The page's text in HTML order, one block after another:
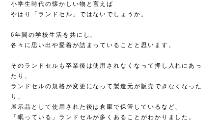
小学生時代の懐かしい物と言えば
やはり「ランドセル」ではないでしょうか。
6年間の学校生活を共にし、
各々に思い出や愛着が詰まっていることと思います。
そのランドセルも卒業後は使用されなくなって押し入れにあっ
たり、
ランドセルの規格が変更になって製造元が販売できなくなった
り、
展示品として使用された後は倉庫で保管しているなど、
「眠っている」ランドセルが多くあることがわかりました。